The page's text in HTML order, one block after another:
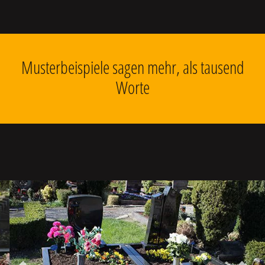
Musterbeispiele sagen mehr, als tausend
Worte